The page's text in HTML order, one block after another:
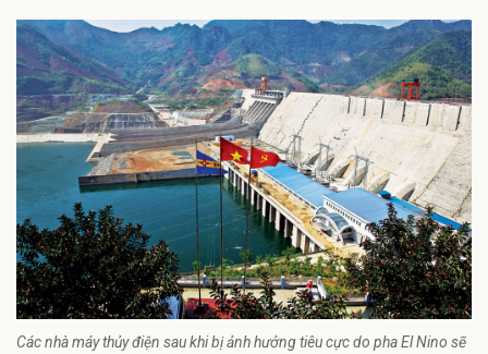
Các nhà máy thủy điện sau khi bị ảnh hưởng tiêu cực do pha El Nino sẽ